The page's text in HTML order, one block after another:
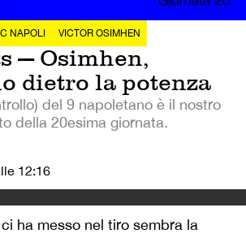
NAPOLI VICTOR OSIMHEN
— Osimhen,
dietro la potenza
del 9 napoletano è il nostro
della 20esima giornata.
12:16
ha messo nel tiro sembra la